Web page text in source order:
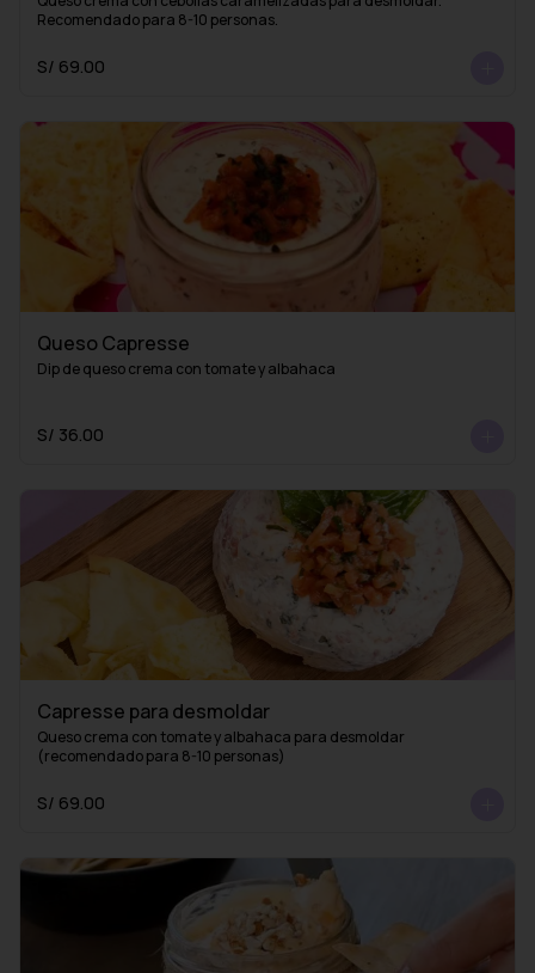
Recomendado para 8-10 personas.
S/ 69.00
Queso Capresse
Dip de queso crema con tomate y albahaca
S/ 36.00
Capresse para desmoldar
Queso crema con tomate y albahaca para desmoldar
(recomendado para 8-10 personas)
S/ 69.00